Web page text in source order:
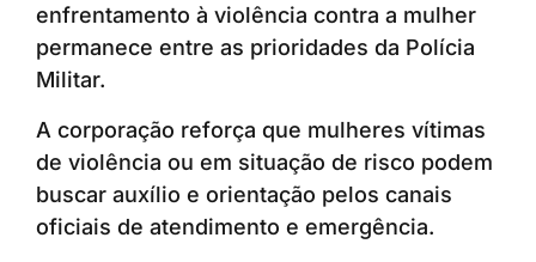
enfrentamento à violência contra a mulher
permanece entre as prioridades da Polícia
Militar.
A corporação reforça que mulheres vítimas
de violência ou em situação de risco podem
buscar auxílio e orientação pelos canais
oficiais de atendimento e emergência.